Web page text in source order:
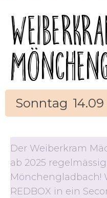
Sonntag 14.09
Der Weiberkram
ab 2025
Mönchengladbach!
REDBOX in ein